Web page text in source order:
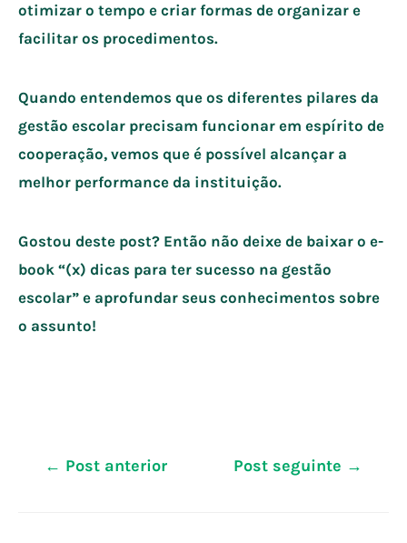
otimizar o tempo e criar formas de organizar e
facilitar os procedimentos.
Quando entendemos que os diferentes pilares da
gestão escolar precisam funcionar em espírito de
cooperação, vemos que é possível alcançar a
melhor performance da instituição.
Gostou deste post? Então não deixe de baixar o e-
book “(x) dicas para ter sucesso na gestão
escolar” e aprofundar seus conhecimentos sobre
o assunto!
Navegação
← Post anterior Post seguinte →